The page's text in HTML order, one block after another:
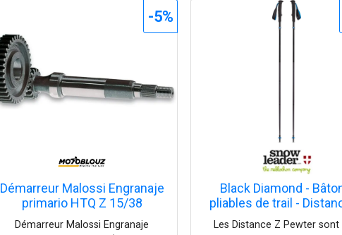
Démarreur Malossi Engranaje
primario HTQ Z 15/38
(Forzado-Ø17)
Démarreur Malossi Engranaje
-5%
Black Diamond -
pliables de trail -
Pewter en Nylon - Taille
Les Distance Z Pewter sont